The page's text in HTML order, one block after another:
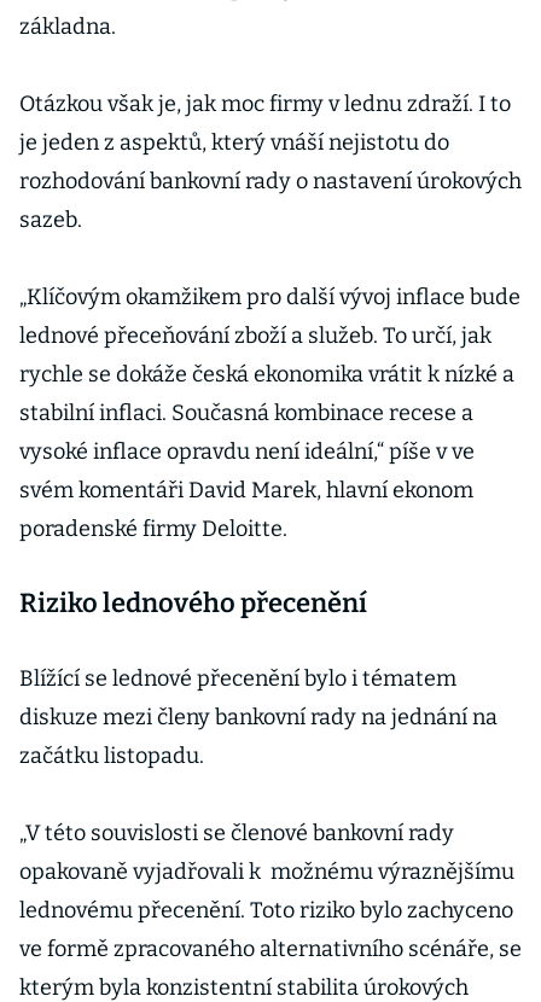
základna.
Otázkou však je, jak moc firmy v lednu zdraží. I to
je jeden z aspektů, který vnáší nejistotu do
rozhodování bankovní rady o nastavení úrokových
sazeb.
„Klíčovým okamžikem pro další vývoj inflace bude
lednové přeceňování zboží a služeb. To určí, jak
rychle se dokáže česká ekonomika vrátit k nízké a
stabilní inflaci. Současná kombinace recese a
vysoké inflace opravdu není ideální,“ píše v ve
svém komentáři David Marek, hlavní ekonom
poradenské firmy Deloitte.
Riziko lednového přecenění
Blížící se lednové přecenění bylo i tématem
diskuze mezi členy bankovní rady na jednání na
začátku listopadu.
„V této souvislosti se členové bankovní rady
opakovaně vyjadřovali k možnému výraznějšímu
lednovému přecenění. Toto riziko bylo zachyceno
ve formě zpracovaného alternativního scénáře, se
kterým byla konzistentní stabilita úrokových